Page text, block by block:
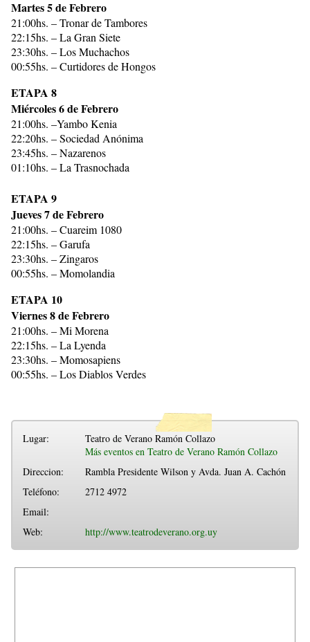
Martes 5 de Febrero
21:00hs. – Tronar de Tambores
22:15hs. – La Gran Siete
23:30hs. – Los Muchachos
00:55hs. – Curtidores de Hongos
ETAPA 8
Miércoles 6 de Febrero
21:00hs. –Yambo Kenia
22:20hs. – Sociedad Anónima
23:45hs. – Nazarenos
01:10hs. – La Trasnochada
ETAPA 9
Jueves 7 de Febrero
21:00hs. – Cuareim 1080
22:15hs. – Garufa
23:30hs. – Zingaros
00:55hs. – Momolandia
ETAPA 10
Viernes 8 de Febrero
21:00hs. – Mi Morena
22:15hs. – La Lyenda
23:30hs. – Momosapiens
00:55hs. – Los Diablos Verdes
Lugar:
Teatro de Verano Ramón Collazo
Más eventos en Teatro de Verano Ramón Collazo
Direccion:
Rambla Presidente Wilson y Avda. Juan A. Cachón
Teléfono:
2712 4972
Email:
Web:
http://www.teatrodeverano.org.uy